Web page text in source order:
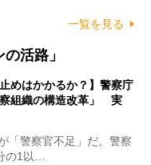
一覧を見る
活路」
めはかかるか？】警察庁
組織の構造改革」 実
「警察官不足」だ。警察
の1以…